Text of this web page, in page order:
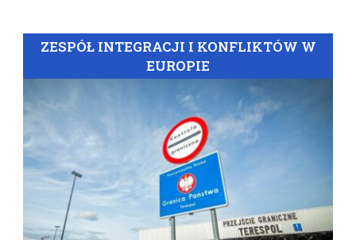
ZESPÓŁ INTEGRACJI I KONFLIKTÓW W
EUROPIE